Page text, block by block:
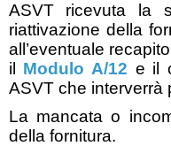
ASVT ricevuta la
riattivazione della
all’eventuale
il Modulo A/12 e il
ASVT che interverrà
La mancata o
della fornitura.